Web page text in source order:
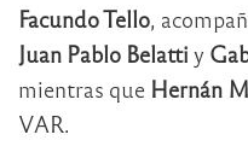
Facundo Tello,
Juan Pablo Belatti y
mientras que Hernán
VAR.